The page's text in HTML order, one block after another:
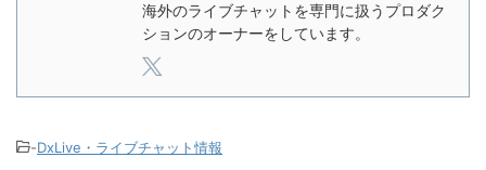
海外のライブチャットを専門に扱うプロダク
ションのオーナーをしています。
-DxLive・ライブチャット情報